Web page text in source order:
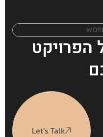
WOR
הפרויקט
Let’s Talk